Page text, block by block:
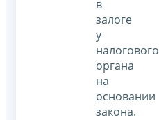
в
залоге
у
налогового
органа
на
основании
закона.